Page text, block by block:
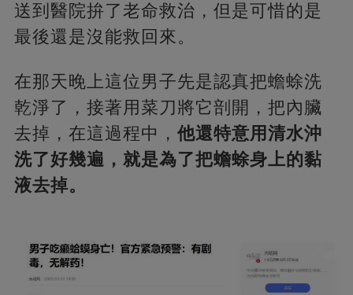
送到醫院拚了老命救治，但是可惜的是
最後還是沒能救回來。
在那天晚上這位男子先是認真把蟾蜍洗
乾淨了，接著用菜刀將它剖開，把內臟
去掉，在這過程中， 他還特意用清水沖
洗了好幾遍，就是為了把蟾蜍身上的黏
液去掉。